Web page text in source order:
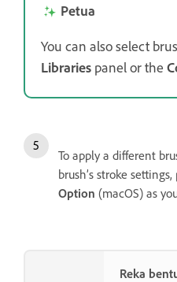
Petua
You can also select
Libraries panelor the
To apply a different
brush’s stroke settings,
Option (macOS) as
Reka